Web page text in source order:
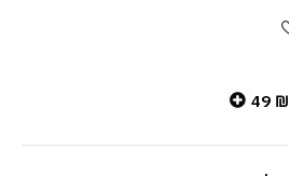
49 ₪